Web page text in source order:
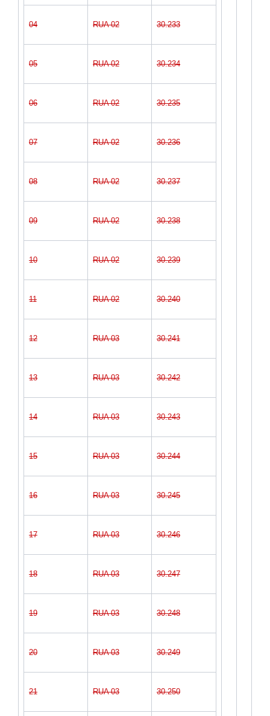
04 RUA 02 30.233
05 RUA 02 30.234
06 RUA 02 30.235
07 RUA 02 30.236
08 RUA 02 30.237
09 RUA 02 30.238
10 RUA 02 30.239
11 RUA 02 30.240
12 RUA 03 30.241
13 RUA 03 30.242
14 RUA 03 30.243
15 RUA 03 30.244
16 RUA 03 30.245
17 RUA 03 30.246
18 RUA 03 30.247
19 RUA 03 30.248
20 RUA 03 30.249
21 RUA 03 30.250